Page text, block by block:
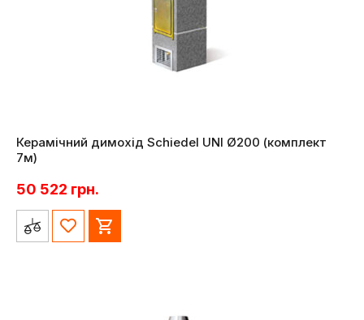
Керамічний димохід Schiedel UNI Ø200 (комплект
7м)
50 522 грн.